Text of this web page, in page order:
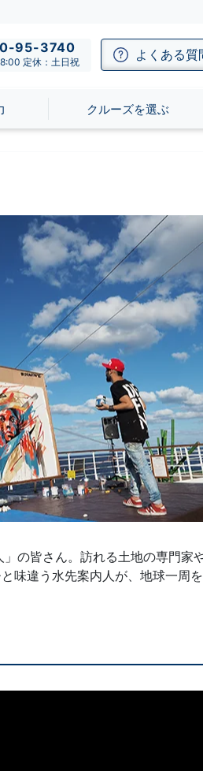
95-3740
定休：土日祝 よくある質
クルーズを選ぶ
の皆さん。訪れる土地の専門
違う水先案内人が、地球一周